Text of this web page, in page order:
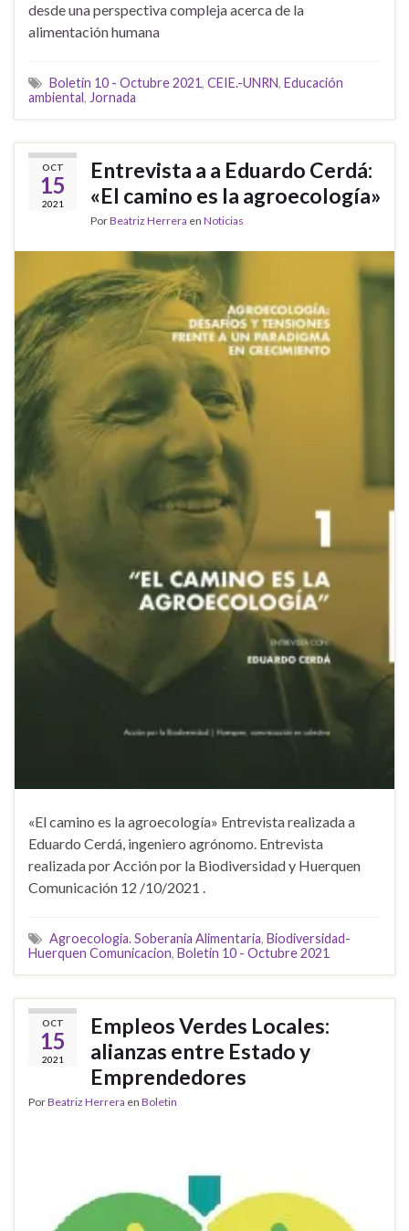
desde una perspectiva compleja acerca de la
alimentación humana
Boletín 10 - Octubre 2021, CEIE.-UNRN, Educación
ambiental, Jornada
OCT
15
2021
Entrevista a a Eduardo Cerdá:
«El camino es la agroecología»
PorBeatriz Herrera en Noticias
«El camino es la agroecología» Entrevista realizada a
Eduardo Cerdá, ingeniero agrónomo. Entrevista
realizada por Acción por la Biodiversidad y Huerquen
Comunicación 12 /10/2021 .
Agroecologia. Soberania Alimentaria, Biodiversidad-
Huerquen Comunicacion, Boletín 10 - Octubre 2021
OCT
15
2021
Empleos Verdes Locales:
alianzas entre Estado y
Emprendedores
PorBeatriz Herrera en Boletin